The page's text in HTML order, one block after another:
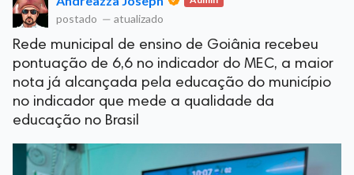
postado — atualizado
Rede municipal de ensino de Goiânia recebeu
pontuação de 6,6 no indicador do MEC, a maior
nota já alcançada pela educação do município
no indicador que mede a qualidade da
educação no Brasil